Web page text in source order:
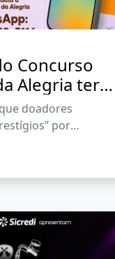
Concurso
Alegria terá
público
pelo
doadores
por
de voz,
durante o programa
Independente